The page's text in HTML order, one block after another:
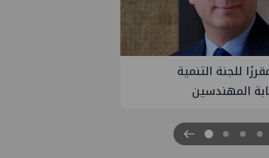
PMS تنهي أعمال إنزال الخطوط البحرية
الثلاث بمشروع المرحلة الرابعة لتنمية حقل
سيناء للبترول